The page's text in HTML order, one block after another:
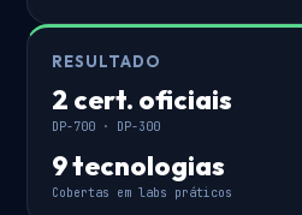
RESULTADO
2 cert. oficiais
DP-700 · DP-300
9 tecnologias
Cobertas em labs práticos